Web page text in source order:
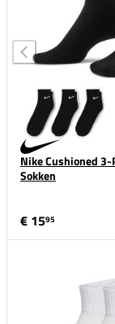
Nike Cushioned 3-
Sokken
€ 1595